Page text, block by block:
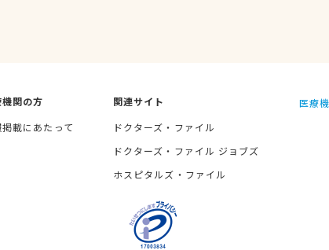
機関の方
載にあたって
関連サイト
ドクターズ・ファイル
ドクターズ・ファイル ジョブズ
ホスピタルズ・ファイル
医療